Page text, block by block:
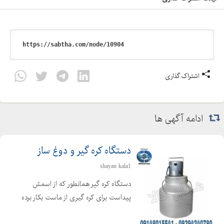
اشتراک گذاری
ادامه آگهی ها
دستگاه کره گیر و دوغ ساز
shayan kala1
دستگاه کره گیر همانطور که از اسمش
پیداست برای کره گیری از ماست بکار برده